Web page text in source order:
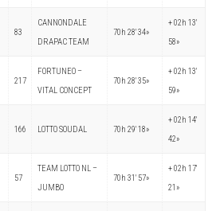
83
CANNONDALE
DRAPAC TEAM
70h 28′ 34»
+ 02h 13′
58»
217
FORTUNEO –
VITAL CONCEPT
70h 28′ 35»
+ 02h 13′
59»
166 LOTTO SOUDAL 70h 29′ 18»
+ 02h 14′
42»
57
TEAM LOTTO NL –
JUMBO
70h 31′ 57»
+ 02h 17′
21»